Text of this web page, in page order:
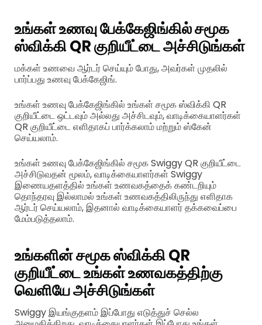
உங்கள் உணவு பேக்கேஜிங்கில் சமூக
ஸ்விக்கி QR குறியீட்டை அச்சிடுங்கள்
மக்கள் உணவை ஆர்டர் செய்யும் போது, அவர்கள் முதலில்
பார்ப்பது உணவு பேக்கேஜிங்.
உங்கள் உணவு பேக்கேஜிங்கில் உங்கள் சமூக ஸ்விக்கி QR
குறியீட்டை ஒட்டவும் அல்லது அச்சிடவும், வாடிக்கையாளர்கள்
QR குறியீட்டை எளிதாகப் பார்க்கலாம் மற்றும் ஸ்கேன்
செய்யலாம்.
உங்கள் உணவு பேக்கேஜிங்கில் சமூக Swiggy QR குறியீட்டை
அச்சிடுவதன் மூலம், வாடிக்கையாளர்கள் Swiggy
இணையதளத்தில் உங்கள் உணவகத்தைக் கண்டறியும்
தொந்தரவு இல்லாமல் உங்கள் உணவகத்திலிருந்து எளிதாக
ஆர்டர் செய்யலாம், இதனால் வாடிக்கையாளர் தக்கவைப்பை
மேம்படுத்தலாம்.
உங்களின் சமூக ஸ்விக்கி QR
குறியீட்டை உங்கள் உணவகத்திற்கு
வெளியே அச்சிடுங்கள்
Swiggy இயங்குதளம் இப்போது எடுத்துச் செல்ல